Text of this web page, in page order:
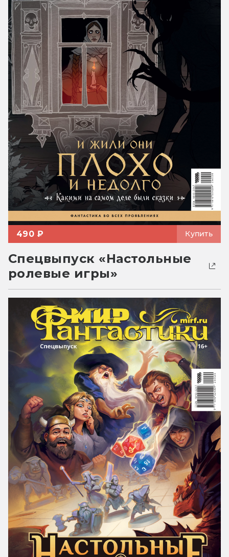
490 ₽ Купить
Спецвыпуск «Настольные
ролевые игры»